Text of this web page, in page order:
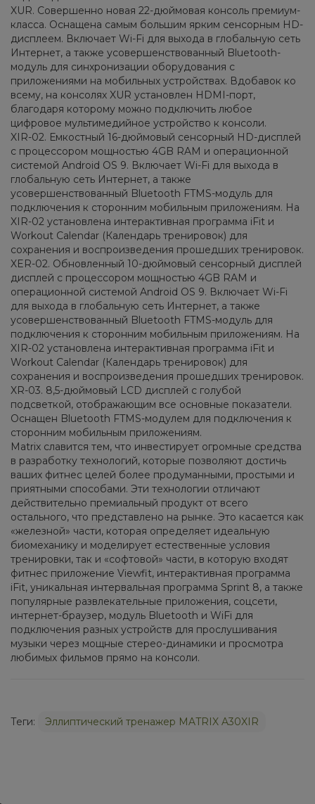
XUR. Совершенно новая 22-дюймовая консоль премиум-
класса. Оснащена самым большим ярким сенсорным HD-
дисплеем. Включает Wi-Fi для выхода в глобальную сеть
Интернет, а также усовершенствованный Bluetooth-
модуль для синхронизации оборудования с
приложениями на мобильных устройствах. Вдобавок ко
всему, на консолях XUR установлен HDMI-порт,
благодаря которому можно подключить любое
цифровое мультимедийное устройство к консоли.
XIR-02. Емкостный 16-дюймовый сенсорный HD-дисплей
с процессором мощностью 4GB RAM и операционной
системой Android OS 9. Включает Wi-Fi для выхода в
глобальную сеть Интернет, а также
усовершенствованный Bluetooth FTMS-модуль для
подключения к сторонним мобильным приложениям. На
XIR-02 установлена интерактивная программа iFit и
Workout Calendar (Календарь тренировок) для
сохранения и воспроизведения прошедших тренировок.
XER-02. Обновленный 10-дюймовый сенсорный дисплей
дисплей с процессором мощностью 4GB RAM и
операционной системой Android OS 9. Включает Wi-Fi
для выхода в глобальную сеть Интернет, а также
усовершенствованный Bluetooth FTMS-модуль для
подключения к сторонним мобильным приложениям. На
XIR-02 установлена интерактивная программа iFit и
Workout Calendar (Календарь тренировок) для
сохранения и воспроизведения прошедших тренировок.
XR-03. 8,5-дюймовый LCD дисплей с голубой
подсветкой, отображающим все основные показатели.
Оснащен Bluetooth FTMS-модулем для подключения к
сторонним мобильным приложениям.
Matrix славится тем, что инвестирует огромные средства
в разработку технологий, которые позволяют достичь
ваших фитнес целей более продуманными, простыми и
приятными способами. Эти технологии отличают
действительно премиальный продукт от всего
остального, что представлено на рынке. Это касается как
«железной» части, которая определяет идеальную
биомеханику и моделирует естественные условия
тренировки, так и «софтовой» части, в которую входят
фитнес приложение Viewfit, интерактивная программа
iFit, уникальная интервальная программа Sprint 8, а также
популярные развлекательные приложения, соцсети,
интернет-браузер, модуль Bluetooth и WiFi для
подключения разных устройств для прослушивания
музыки через мощные стерео-динамики и просмотра
любимых фильмов прямо на консоли.
Теги: Эллиптический тренажер MATRIX A30XIR